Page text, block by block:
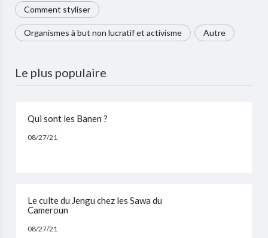
Comment styliser
Organismes à but non lucratif et activisme Autre
Le plus populaire
Qui sont les Banen ?
08/27/21
Le culte du Jengu chez les Sawa du
Cameroun
08/27/21